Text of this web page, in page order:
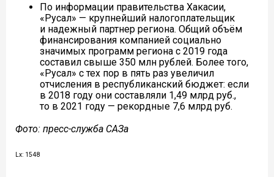
По информации правительства Хакасии,
«Русал» — крупнейший налогоплательщик
и надежный партнер региона. Общий объём
финансирования компанией социально
значимых программ региона с 2019 года
составил свыше 350 млн рублей. Более того,
«Русал» с тех пор в пять раз увеличил
отчисления в республиканский бюджет: если
в 2018 году они составляли 1,49 млрд руб.,
то в 2021 году — рекордные 7,6 млрд руб.⠀
Фото: пресс-служба САЗа
Lx: 1548